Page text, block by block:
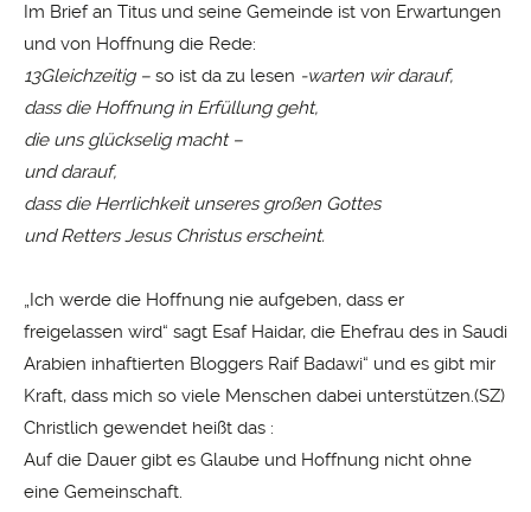
Im Brief an Titus und seine Gemeinde ist von Erwartungen
und von Hoffnung die Rede:
13Gleichzeitig – so ist da zu lesen -warten wir darauf,
dass die Hoffnung in Erfüllung geht,
die uns glückselig macht –
und darauf,
dass die Herrlichkeitunseres großen Gottes
und RettersJesus Christuserscheint.
„Ich werde die Hoffnung nie aufgeben, dass er
freigelassen wird“ sagt Esaf Haidar, die Ehefrau des in Saudi
Arabien inhaftierten Bloggers Raif Badawi“ und es gibt mir
Kraft, dass mich so viele Menschen dabei unterstützen.(SZ)
Christlich gewendet heißt das :
Auf die Dauer gibt es Glaube und Hoffnung nicht ohne
eine Gemeinschaft.